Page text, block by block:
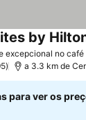
excepcional no café
a 3.3 km de
para ver os